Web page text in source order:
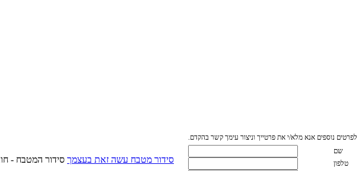
לפרטים נוספים אנא מלא/י את פרטייך וניצור עימך קשר בהקדם.
שם
טלפון
סידור מטבח עשה זאת בעצמך